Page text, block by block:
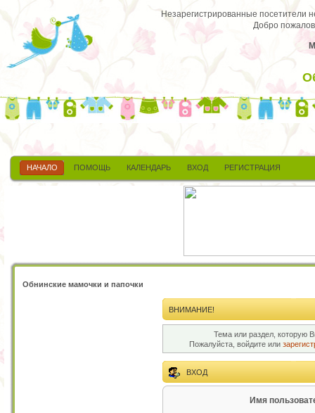
Незарегистрированные посетители
Добро
НАЧАЛО ПОМОЩЬ КАЛЕНДАРЬ ВХОД РЕГИСТРАЦИЯ
Обнинские мамочки и папочки
ВНИМАНИЕ!
Тема или раздел, которую
Пожалуйста, войдите или
ВХОД
Имя